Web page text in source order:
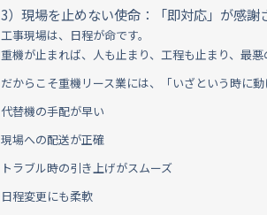
3）現場を止めない使命：「即対応」が感謝
工事現場は、日程が命です。
重機が止まれば、人も止まり、工程も止まり、最
だからこそ重機リース業には、「いざという時に動
代替機の手配が早い
現場への配送が正確
トラブル時の引き上げがスムーズ
日程変更にも柔軟